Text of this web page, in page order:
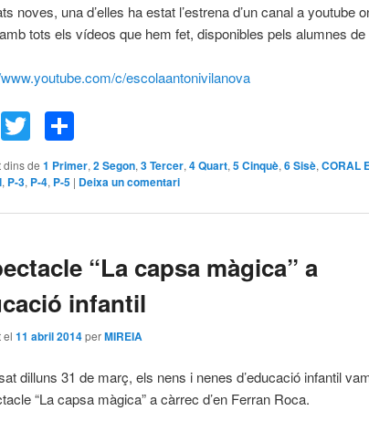
noves, una d’elles ha estat l’estrena d’un canal a youtube
tots els vídeos que hem fet, disponibles pels alumnes de
c/escolaantonivilanova
Facebook
Twitter
dins de 1 Primer, 2 Segon, 3 Tercer, 4 Quart, 5 Cinquè, 6 Sisè, CORAL
, P-3, P-4, P-5 | Deixa un comentari
“La capsa màgica” a
infantil
el 11 abril 2014perMIREIA
dilluns 31 de març, els nens i nenes d’educació infantil
“La capsa màgica” a càrrec d’en Ferran Roca.